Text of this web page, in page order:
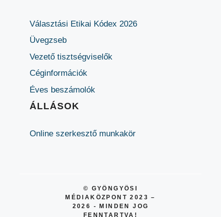
Választási Etikai Kódex 2026
Üvegzseb
Vezető tisztségviselők
Céginformációk
Éves beszámolók
ÁLLÁSOK
Online szerkesztő munkakör
© GYÖNGYÖSI
MÉDIAKÖZPONT 2023 –
2026 - MINDEN JOG
FENNTARTVA!